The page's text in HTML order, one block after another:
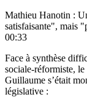
Mathieu Hanotin :
satisfaisante", mais
00:33
Face à synthèse
sociale-réformiste,
Guillaume s’était
législative :